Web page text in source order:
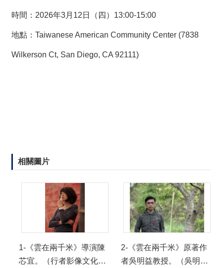
時間：2026年3月12日（四）13:00-15:00
地點：Taiwanese American Community Center (7838
Wilkerson Ct, San Diego, CA 92111)
相關圖片
1-《雲在兩千米》導演陳
芯宜。（行者影像文化有
2-《雲在兩千米》原著作
者吳明益教授。（吳明益